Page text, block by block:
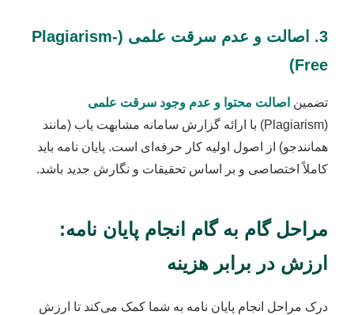
3. اصالت و عدم سرقت علمی (Plagiarism-
Free)
تضمیناصالت محتوا و عدم وجود سرقت علمی
(Plagiarism) با ارائه گزارش سامانه مشابهت یاب (مانند
همانندجو) از اصول اولیه کار حرفه‌ای است. پایان نامه باید
کاملاً اختصاصی و بر اساس تحقیقات و نگارش جدید باشد.
مراحل گام به گام انجام پایان نامه:
ارزش در برابر هزینه
درک مراحل انجام پایان نامه به شما کمک می‌کند تا ارزش